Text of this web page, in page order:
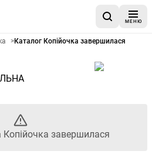
МЕНЮ
Копійочка
>Каталог Копійочка завершилася
Копійочка завершилася